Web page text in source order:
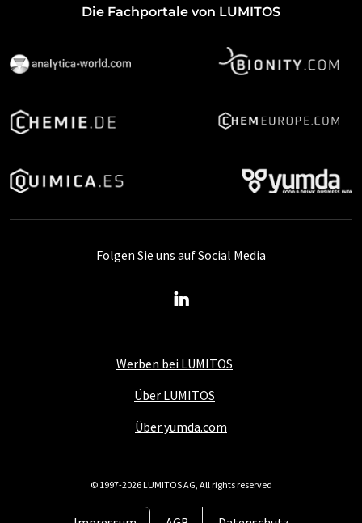
Die Fachportale von LUMITOS
Werben bei LUMITOS
Über LUMITOS
Über yumda.com
Folgen Sie uns auf Social Media
© 1997-2026 LUMITOS AG, All rights reserved